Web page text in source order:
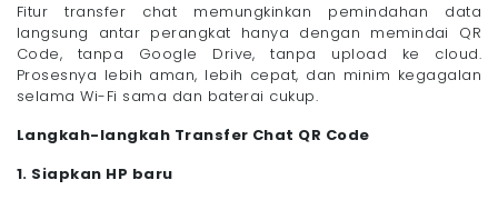
Fitur transfer chat memungkinkan pemindahan data
langsung antar perangkat hanya dengan memindai QR
Code, tanpa Google Drive, tanpa upload ke cloud.
Prosesnya lebih aman, lebih cepat, dan minim kegagalan
selama Wi-Fi sama dan baterai cukup.
Langkah-langkah Transfer Chat QR Code
1. Siapkan HP baru